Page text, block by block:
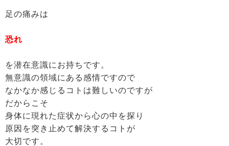
足の痛みは
恐れ
を潜在意識にお持ちです。
無意識の領域にある感情ですので
なかなか感じるコトは難しいのですが
だからこそ
身体に現れた症状から心の中を探り
原因を突き止めて解決するコトが
大切です。